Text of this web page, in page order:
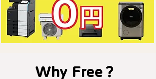
Why Free？